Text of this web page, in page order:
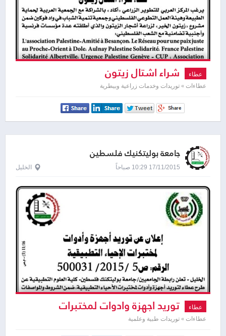
عطاء شراء اشتال زيتون
عطاءات » توريدات وخدمات زراعية وبيطرية
جامعة بوليتكنيك فلسطين
17/11/2015 10:29 صباحاً الخليل
عطاء توريد اجهزة وادوات لمختبرات
عطاءات » توريدات طبية وعلمية